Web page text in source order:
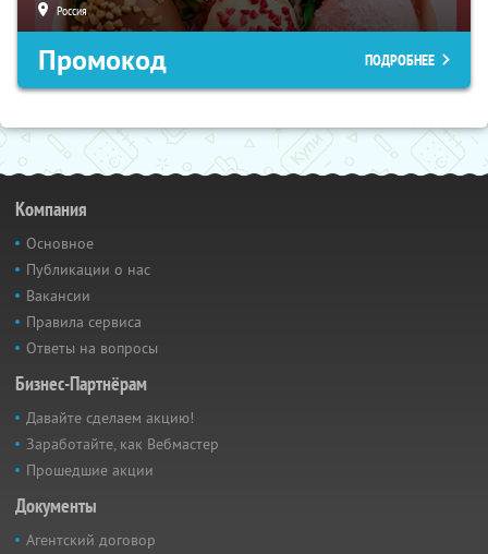
Россия
Промокод ПОДРОБНЕЕ
Компания
Основное
Публикации о нас
Вакансии
Правила сервиса
Ответы на вопросы
Бизнес-Партнёрам
Давайте сделаем акцию!
Заработайте, как Вебмастер
Прошедшие акции
Документы
Агентский договор